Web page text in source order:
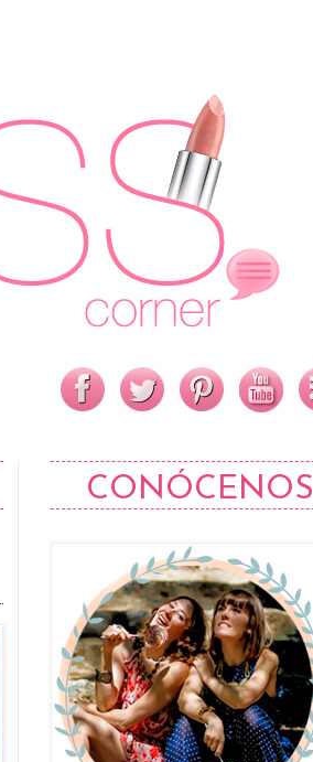
CONÓCENOS